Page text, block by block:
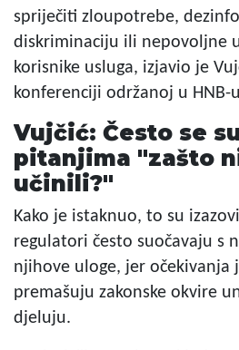
spriječiti zloupotrebe,
diskriminaciju ili nepovoljne
korisnike usluga, izjavio je
konferenciji održanoj u HNB-
Vujčić: Često se
pitanjima "zašto
učinili?"
Kako je istaknuo, to su
regulatori često suočavaju s
njihove uloge, jer očekivanja
premašuju zakonske okvire
djeluju.